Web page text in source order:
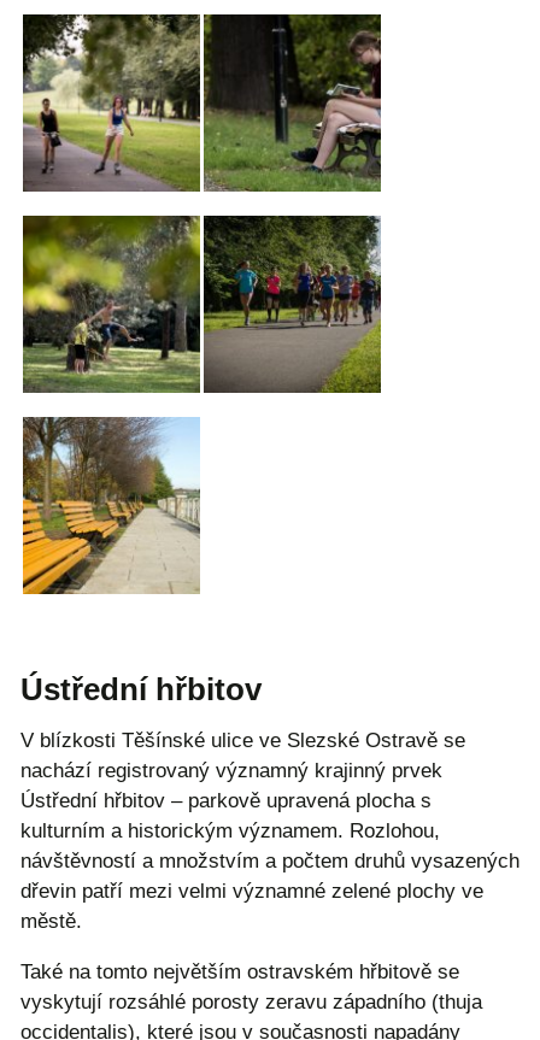
Ústřední hřbitov
V blízkosti Těšínské ulice ve Slezské Ostravě se
nachází registrovaný významný krajinný prvek
Ústřední hřbitov – parkově upravená plocha s
kulturním a historickým významem. Rozlohou,
návštěvností a množstvím a počtem druhů vysazených
dřevin patří mezi velmi významné zelené plochy ve
městě.
Také na tomto největším ostravském hřbitově se
vyskytují rozsáhlé porosty zeravu západního (thuja
occidentalis), které jsou v současnosti napadány